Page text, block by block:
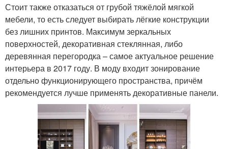
Стоит также отказаться от грубой тяжёлой мягкой
мебели, то есть следует выбирать лёгкие конструкции
без лишних принтов. Максимум зеркальных
поверхностей, декоративная стеклянная, либо
деревянная перегородка – самое актуальное решение
интерьера в 2017 году. В моду входит зонирование
отдельно функционирующего пространства, причём
рекомендуется лучше применять декоративные панели.